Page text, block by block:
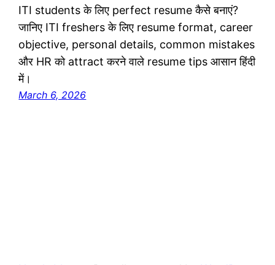
ITI students के लिए perfect resume कैसे बनाएं?
जानिए ITI freshers के लिए resume format, career
objective, personal details, common mistakes
और HR को attract करने वाले resume tips आसान हिंदी
में।
March 6, 2026